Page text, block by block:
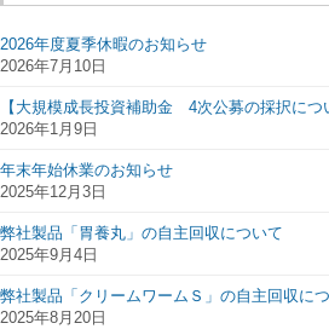
2026年度夏季休暇のお知らせ
2026年7月10日
【大規模成長投資補助金 4次公募の採択につ
2026年1月9日
年末年始休業のお知らせ
2025年12月3日
弊社製品「胃養丸」の自主回収について
2025年9月4日
弊社製品「クリームワームＳ」の自主回収に
2025年8月20日